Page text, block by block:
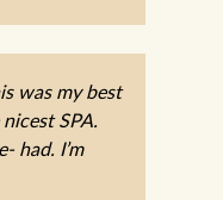
was my best
SPA.